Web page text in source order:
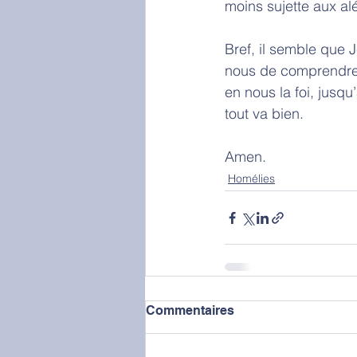
moins sujette aux
Bref, il semble que
nous de
en nous la foi,
tout va bien.
Amen.
Homélies
Commentaires